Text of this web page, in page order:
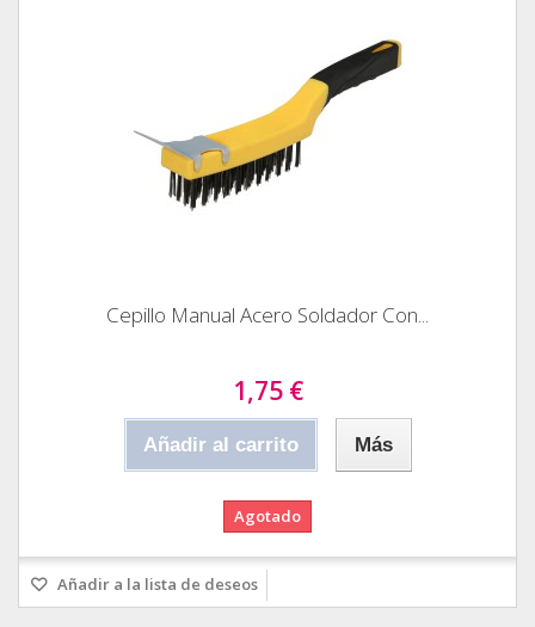
Cepillo Manual Acero Soldador Con...
1,75 €
Añadir al carrito Más
Agotado
Añadir a la lista de deseos